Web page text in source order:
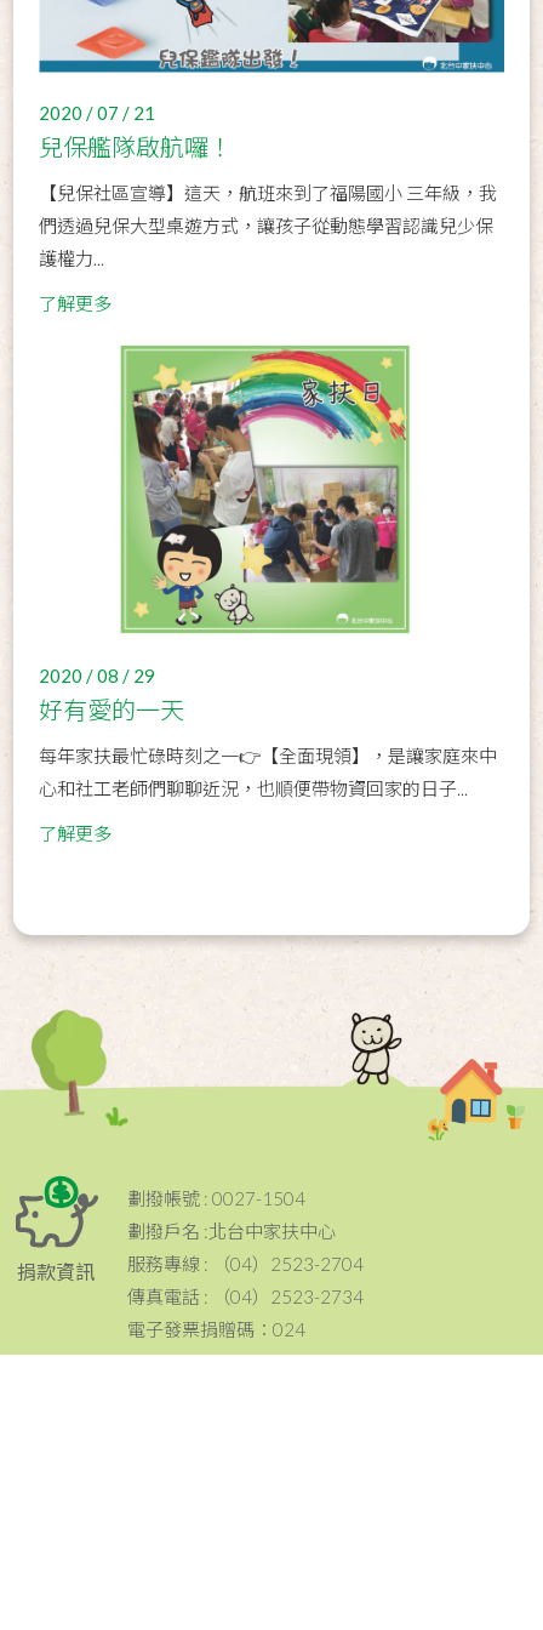
2020 / 07 / 21
兒保艦隊啟航囉！
【兒保社區宣導】這天，航班來到了福陽國小 三年級，我
們透過兒保大型桌遊方式，讓孩子從動態學習認識兒少保
護權力...
了解更多
2020 / 08 / 29
好有愛的一天
每年家扶最忙碌時刻之一👉【全面現領】，是讓家庭來中
心和社工老師們聊聊近況，也順便帶物資回家的日子...
了解更多
捐款資訊
劃撥帳號 : 0027-1504
劃撥戶名 :北台中家扶中心
服務專線 : （04）2523-2704
傳真電話 : （04）2523-2734
電子發票捐贈碼：024